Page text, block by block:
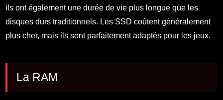
ils ont également une durée de vie plus longue que les
disques durs traditionnels. Les SSD coûtent généralement
plus cher, mais ils sont parfaitement adaptés pour les jeux.
La RAM